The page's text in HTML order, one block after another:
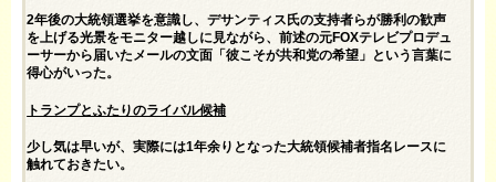
2年後の大統領選挙を意識し、デサンティス氏の支持者らが勝利の歓声
を上げる光景をモニター越しに見ながら、前述の元FOXテレビプロデュ
ーサーから届いたメールの文面「彼こそが共和党の希望」という言葉に
得心がいった。
トランプとふたりのライバル候補
少し気は早いが、実際には1年余りとなった大統領候補者指名レースに
触れておきたい。